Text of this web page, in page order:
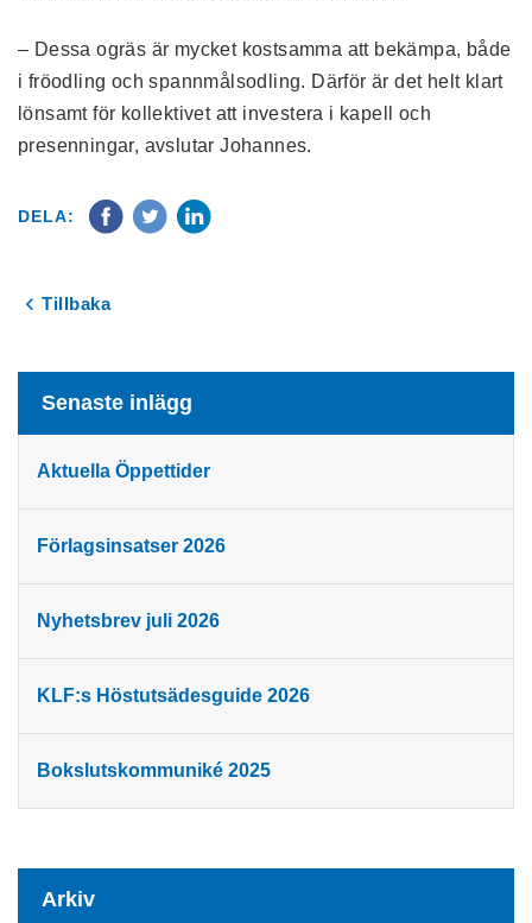
– Dessa ogräs är mycket kostsamma att bekämpa, både
i fröodling och spannmålsodling. Därför är det helt klart
lönsamt för kollektivet att investera i kapell och
presenningar, avslutar Johannes.
DELA:
Tillbaka
Senaste inlägg
Aktuella Öppettider
Förlagsinsatser 2026
Nyhetsbrev juli 2026
KLF:s Höstutsädesguide 2026
Bokslutskommuniké 2025
Arkiv